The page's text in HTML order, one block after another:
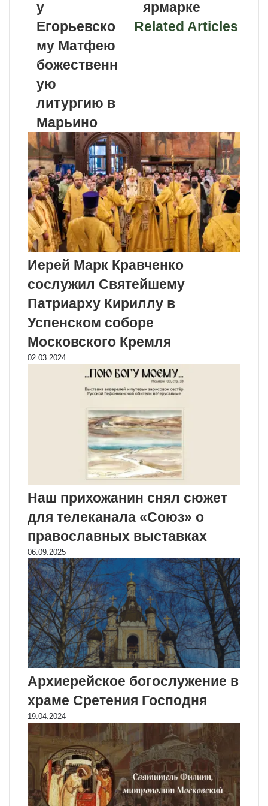
у
Егорьевско
му Матфею
божественн
ую
литургию в
Марьино
ярмарке
Related Articles
Иерей Марк Кравченко
сослужил Святейшему
Патриарху Кириллу в
Успенском соборе
Московского Кремля
02.03.2024
Наш прихожанин снял сюжет
для телеканала «Союз» о
православных выставках
06.09.2025
Архиерейское богослужение в
храме Сретения Господня
19.04.2024